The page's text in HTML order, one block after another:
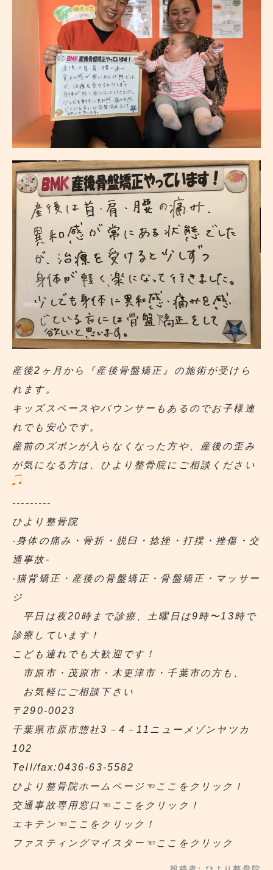
産後2ヶ月から『産後骨盤矯正』の施術が受けら
れます。
キッズスペースやバウンサーもあるのでお子様連
れでも安心です。
産前のズボンが入らなくなった方や、産後の歪み
が気になる方は、ひより整骨院にご相談ください
---------
ひより整骨院
‐身体の痛み・骨折・脱臼・捻挫・打撲・挫傷・交
通事故‐
‐猫背矯正・産後の骨盤矯正・骨盤矯正・マッサー
ジ
平日は夜20時まで診療、土曜日は9時〜13時で
診療しています！
こども連れでも大歓迎です！
市原市・茂原市・木更津市・千葉市の方も、
お気軽にご相談下さい
〒290‐0023
千葉県市原市惣社3－4－11ニューメゾンヤツカ
102
Tell/fax:0436-63-5582
ひより整骨院ホームページ ☜ここをクリック！
交通事故専用窓口 ☜ここをクリック！
エキテン ☜ここをクリック！
ファスティングマイスター ☜ここをクリック